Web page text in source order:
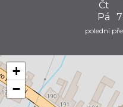
Čt
Pá
polední
+
−